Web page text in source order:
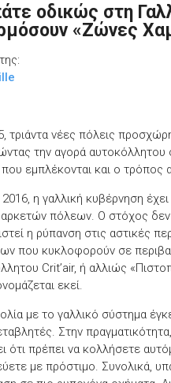
οδικώς στη
«Ζώνες
τριάντα νέες πόλεις
την αγορά
εμπλέκονται και ο τρόπος
η γαλλική κυβέρνηση
πόλεων. Ο στόχος δεν
η ρύπανση στις αστικές
που κυκλοφορούν σε
Crit’air, ή αλλιώς
εκεί.
με το γαλλικό σύστημα
Στην
ότι πρέπει να κολλήσετε
με πρόστιμο. Συνολικά,